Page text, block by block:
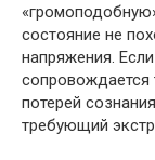
состояние не
напряжения.
сопровождается
потерей
требующий